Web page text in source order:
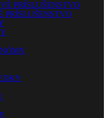
PRÍSLUŠENSTVO
PRÍSLUŠENSTVO